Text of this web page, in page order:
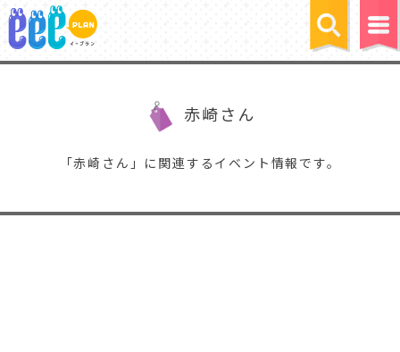
赤崎さん
「赤崎さん」に関連するイベント情報です。